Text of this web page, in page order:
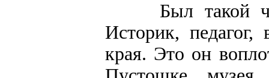
Был такой
Историк, педагог,
края. Это он